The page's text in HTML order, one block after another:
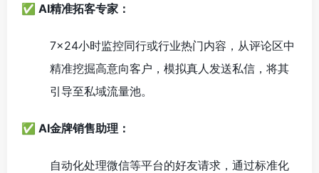
✅ AI精准拓客专家：
7×24小时监控同行或行业热门内容，从评论区中
精准挖掘高意向客户，模拟真人发送私信，将其
引导至私域流量池。
✅ AI金牌销售助理：
自动化处理微信等平台的好友请求，通过标准化